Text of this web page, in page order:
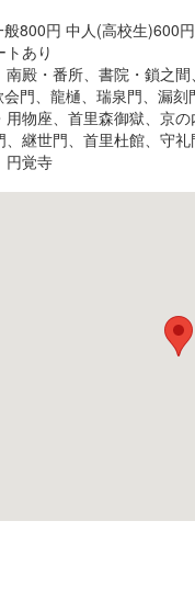
800円 中人(高校生)600
トあり
南殿・番所、書院・鎖之
門、龍樋、瑞泉門、漏
用物座、首里森御獄、京
、継世門、首里杜館、守
円覚寺